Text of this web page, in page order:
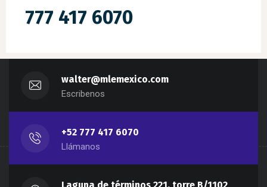
777 417 6070
walter@mlemexico.com
Escribenos
+52 777 417 6070
Llámanos
Laguna de términos 221, torre B/1102